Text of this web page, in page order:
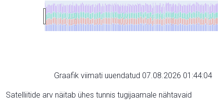
Graafik viimati uuendatud 07.08.2026 01:44:04
Satelliitide arv näitab ühes tunnis tugijaamale nähtavaid